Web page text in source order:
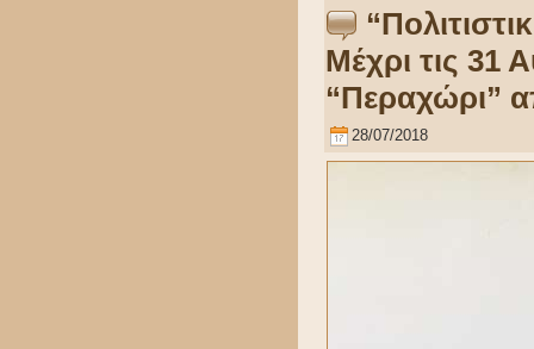
Μέχρι τις 31
“Περαχώρι”
28/07/2018